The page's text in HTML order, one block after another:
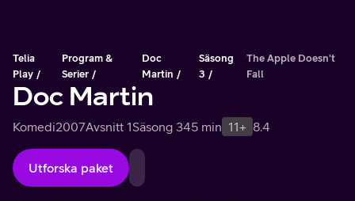
Telia
Play
Program &
Serier
Doc
Martin
Säsong
3
The Apple Doesn't
Fall
Doc Martin
Komedi2007Avsnitt 1Säsong 345 min 11+ 8.4
Utforska paket